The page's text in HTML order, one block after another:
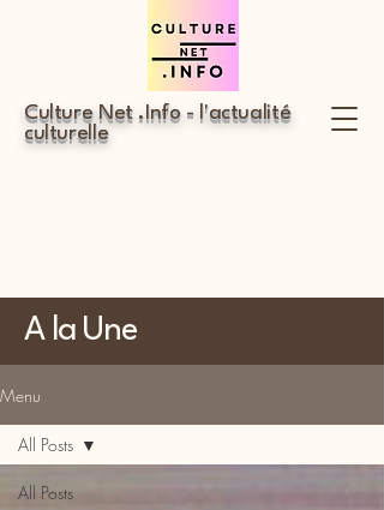
Culture Net .Info - l'actualité
culturelle
A la Une
Menu
All Posts
All Posts